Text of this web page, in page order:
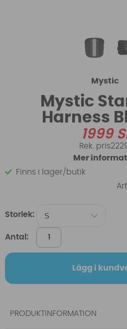
Mystic
Mystic
Harness
1999
Mer
Finns i lager/butik
Storlek:
Antal:
Lägg i
PRODUKTINFORMATION